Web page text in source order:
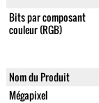
Bits par composant
couleur (RGB)
Nom du Produit
Mégapixel